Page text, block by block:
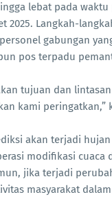
lebat pada
2025. Langkah-
gabungan
pos terpadu
tujuan dan
kami peringatkan,”
akan terjadi
modifikasi cuaca
jika terjadi
masyarakat